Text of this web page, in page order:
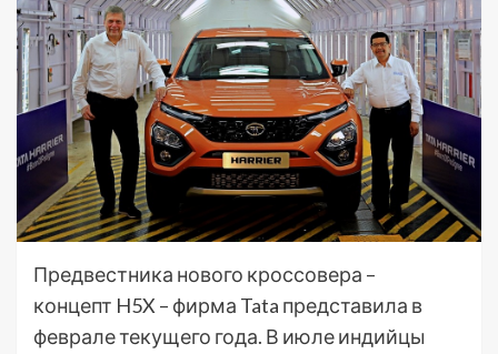
Предвестника нового кроссовера –
концепт H5X – фирма Tata представила в
феврале текущего года. В июле индийцы